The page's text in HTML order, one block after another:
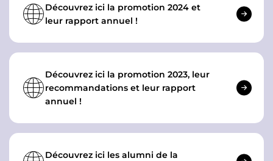
Découvrez ici la promotion 2024 et
leur rapport annuel !
Découvrez ici la promotion 2023, leur
recommandations et leur rapport
annuel !
Découvrez ici les alumni de la